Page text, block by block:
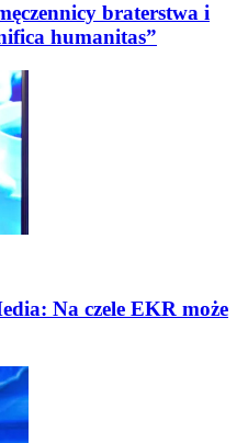
braterstwa i
humanitas”
Na czele EKR może